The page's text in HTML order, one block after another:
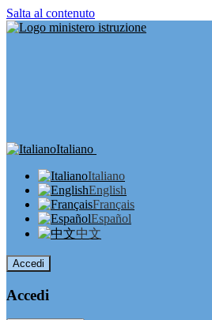
Salta al contenuto
Italiano
Italiano
English
Français
Español
中文
Accedi
Accedi